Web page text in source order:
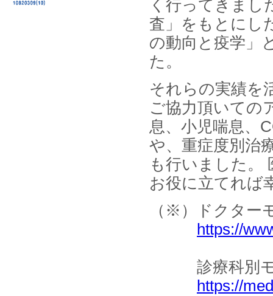
く行ってきまし
査」をもとにし
の動向と疫学」
た。
それらの実績を
ご協力頂いての
息、小児喘息、
や、重症度別治
も行いました。
お役に立てれば
（※）ドクター
https://
診療科別モ
https://